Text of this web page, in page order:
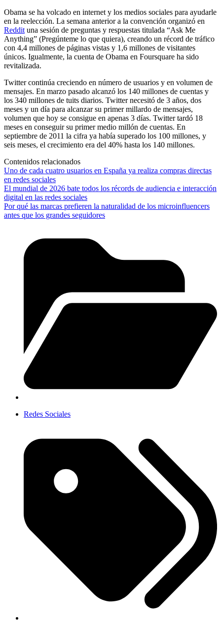
Obama se ha volcado en internet y los medios sociales para ayudarle
en la reelección. La semana anterior a la convención organizó en
Reddit una sesión de preguntas y respuestas titulada “Ask Me
Anything” (Pregúnteme lo que quiera), creando un récord de tráfico
con 4,4 millones de páginas vistas y 1,6 millones de visitantes
únicos. Igualmente, la cuenta de Obama en Foursquare ha sido
revitalizada.
Twitter continúa creciendo en número de usuarios y en volumen de
mensajes. En marzo pasado alcanzó los 140 millones de cuentas y
los 340 millones de tuits diarios. Twitter necesitó de 3 años, dos
meses y un día para alcanzar su primer millardo de mensajes,
volumen que hoy se consigue en apenas 3 días. Twitter tardó 18
meses en conseguir su primer medio millón de cuentas. En
septiembre de 2011 la cifra ya había superado los 100 millones, y
seis meses, el crecimiento era del 40% hasta los 140 millones.
Contenidos relacionados
Uno de cada cuatro usuarios en España ya realiza compras directas
en redes sociales
El mundial de 2026 bate todos los récords de audiencia e interacción
digital en las redes sociales
Por qué las marcas prefieren la naturalidad de los microinfluencers
antes que los grandes seguidores
Redes Sociales